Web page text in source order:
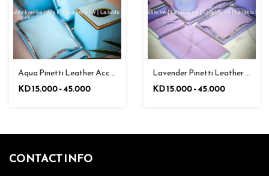
Aqua Pinetti Leather Accessories / بينيتي إكسسوارات من الجلد باللون الأزرق الفاتح
KD 15.000 - 45.000
Lavender Pinetti Leather Accessories / إكسسوارات من الجلد باللون اللافندر
KD 15.000 - 45.000
CONTACT INFO